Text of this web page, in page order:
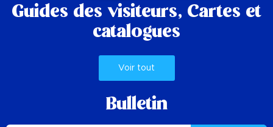
Guides des visiteurs, Cartes et
catalogues
Voir tout
Bulletin